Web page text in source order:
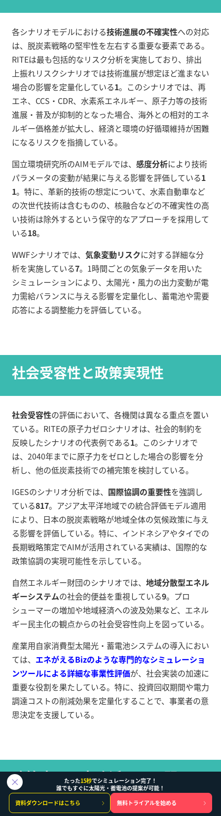
各シナリオモデルにおける技術進展の不確実性への対応
は、脱炭素戦略の堅牢性を左右する重要な要素である。
RITEは最も包括的なリスク分析を実施しており、排出
上振れリスクシナリオでは技術進展が想定ほど進まない
場合の影響を定量化している1。このシナリオでは、再
エネ、CCS・CDR、水素系エネルギー、原子力等の技術
進展・普及が抑制的となった場合、海外との相対的エネ
ルギー価格差が拡大し、経済と環境の好循環維持が困難
になるリスクを指摘している。
国立環境研究所のAIMモデルでは、 感度分析により技術
パラメータの変動が結果に与える影響を評価している1
1。特に、革新的技術の想定について、水素自動車など
の次世代技術は含むものの、核融合などの不確実性の高
い技術は除外するという保守的なアプローチを採用して
いる18。
WWFシナリオでは、 気象変動リスクに対する詳細な分
析を実施している7。1時間ごとの気象データを用いた
シミュレーションにより、太陽光・風力の出力変動が電
力需給バランスに与える影響を定量化し、蓄電池や需要
応答による調整能力を評価している。
社会受容性と政策実現性
社会受容性の評価において、各機関は異なる重点を置い
ている。RITEの原子力ゼロシナリオは、社会的制約を
反映したシナリオの代表例である1。このシナリオで
は、2040年までに原子力をゼロとした場合の影響を分
析し、他の低炭素技術での補完策を検討している。
IGESのシナリオ分析では、 国際協調の重要性を強調し
ている817。アジア太平洋地域での統合評価モデル適用
により、日本の脱炭素戦略が地域全体の気候政策に与え
る影響を評価している。特に、インドネシアやタイでの
長期戦略策定でAIMが活用されている実績は、国際的な
政策協調の実現可能性を示している。
自然エネルギー財団のシナリオでは、 地域分散型エネル
ギーシステムの社会的便益を重視している9。プロ
シューマーの増加や地域経済への波及効果など、エネル
ギー民主化の観点からの社会受容性向上を図っている。
産業用自家消費型太陽光・蓄電池システムの導入におい
ては、 エネがえるBizのような専門的なシミュレーショ
ンツールによる詳細な事業性評価が、社会実装の加速に
重要な役割を果たしている。特に、投資回収期間や電力
調達コストの削減効果を定量化することで、事業者の意
思決定を支援している。
政策応用と実務活用の展開
たった15秒でシミュレーション完了！
誰でもすぐに太陽光・蓄電池の提案が可能！
資料ダウンロードはこちら
無料トライアルを始める